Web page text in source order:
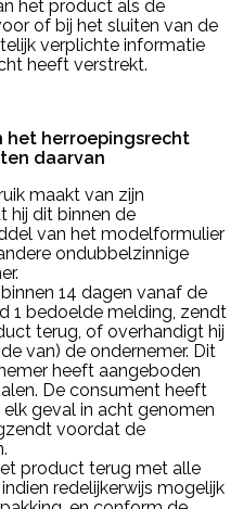
het product als de
of bij het sluiten van de
verplichte informatie
heeft verstrekt.
het herroepingsrecht
daarvan
maakt van zijn
hij dit binnen de
van het modelformulier
ondubbelzinnige
14 dagen vanaf de
1 bedoelde melding, zendt
terug, of overhandigt hij
van) de ondernemer. Dit
heeft aangeboden
De consument heeft
geval in acht genomen
voordat de
product terug met alle
redelijkerwijs mogelijk